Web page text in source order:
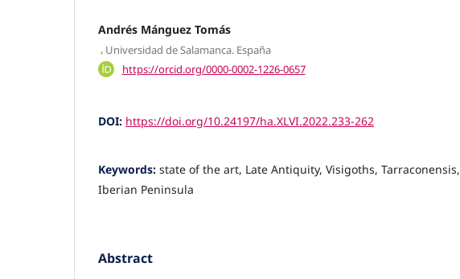
Andrés Mánguez Tomás
, Universidad de Salamanca. España
https://orcid.org/0000-0002-1226-0657
DOI: https://doi.org/10.24197/ha.XLVI.2022.233-262
Keywords: state of the art, Late Antiquity, Visigoths, Tarraconensis,
Iberian Peninsula
Abstract